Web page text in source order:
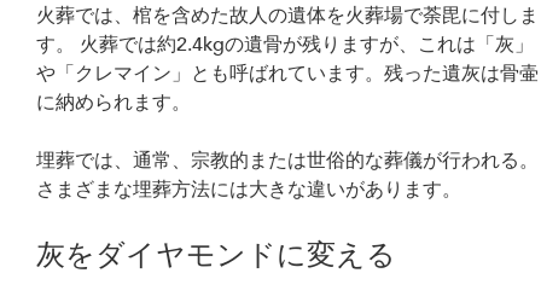
火葬では、棺を含めた故人の遺体を火葬場で荼毘に付しま
す。 火葬では約2.4kgの遺骨が残りますが、これは「灰」
や「クレマイン」とも呼ばれています。残った遺灰は骨壷
に納められます。
埋葬では、通常、宗教的または世俗的な葬儀が行われる。
さまざまな埋葬方法には大きな違いがあります。
灰をダイヤモンドに変える